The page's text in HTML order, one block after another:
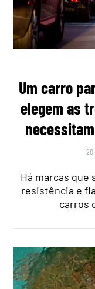
Um carro
elegem as
Há marcas que
resistência e
carros